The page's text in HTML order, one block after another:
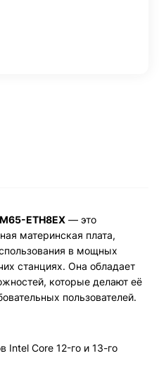
ETH8EX — это
материнская плата,
в мощных
станциях. Она обладает
которые делают её
пользователей.
Intel Core 12-го и 13-го